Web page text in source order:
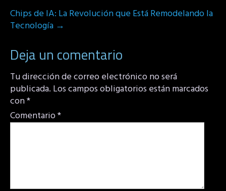
Chips de IA: La Revolución que Está Remodelando la
Tecnología →
Deja un comentario
Tu dirección de correo electrónico no será
publicada. Los campos obligatorios están marcados
con*
Comentario*